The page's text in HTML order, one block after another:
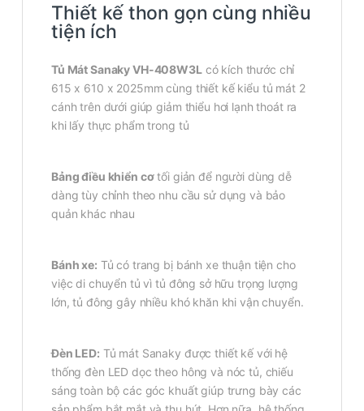
Thiết kế thon gọn cùng nhiều
tiện ích
Tủ Mát Sanaky VH-408W3Lcó kích thước chỉ
615 x 610 x 2025mm cùng thiết kế kiểu tủ mát 2
cánh trên dưới giúp giảm thiểu hơi lạnh thoát ra
khi lấy thực phẩm trong tủ
Bảng điều khiển cơtối giản để người dùng dễ
dàng tùy chỉnh theo nhu cầu sử dụng và bảo
quản khác nhau
Bánh xe: Tủ có trang bị bánh xe thuận tiện cho
việc di chuyển tủ vì tủ đông sở hữu trọng lượng
lớn, tủ đông gây nhiều khó khăn khi vận chuyển.
Đèn LED: Tủ mát Sanaky được thiết kế với hệ
thống đèn LED dọc theo hông và nóc tủ, chiếu
sáng toàn bộ các góc khuất giúp trưng bày các